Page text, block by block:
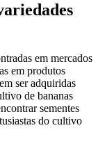
em mercados
em produtos
ser adquiridas
de bananas
sementes
do cultivo